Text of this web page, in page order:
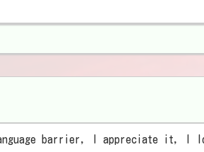
barrier, I appreciate it, I